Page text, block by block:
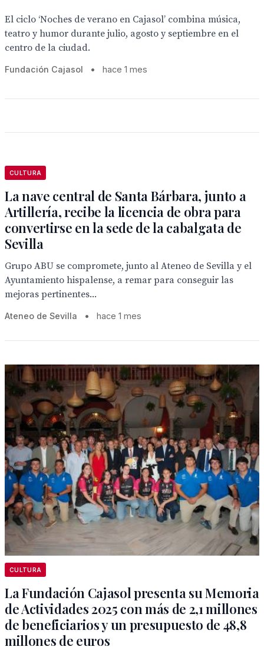
El ciclo ‘Noches de verano en Cajasol’ combina música,
teatro y humor durante julio, agosto y septiembre en el
centro de la ciudad.
Fundación Cajasol • hace 1 mes
CULTURA
La nave central de Santa Bárbara, junto a
Artillería, recibe la licencia de obra para
convertirse en la sede de la cabalgata de
Sevilla
Grupo ABU se compromete, junto al Ateneo de Sevilla y el
Ayuntamiento hispalense, a remar para conseguir las
mejoras pertinentes...
Ateneo de Sevilla • hace 1 mes
CULTURA
La Fundación Cajasol presenta su Memoria
de Actividades 2025 con más de 2,1 millones
de beneficiarios y un presupuesto de 48,8
millones de euros